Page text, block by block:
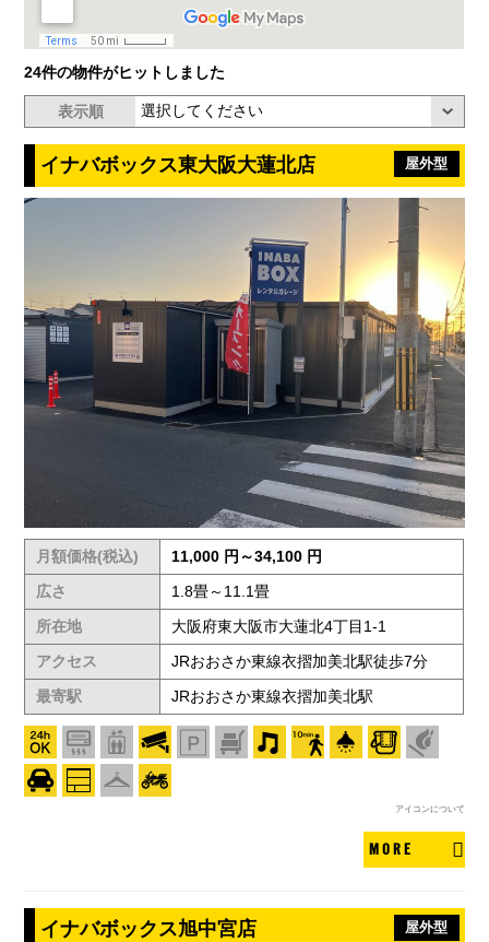
24件の物件がヒットしました
表示順
イナバボックス東大阪大蓮北店 屋外型
月額価格(税込)
11,000 円～34,100 円
広さ
1.8畳～11.1畳
所在地
大阪府東大阪市大蓮北4丁目1-1
アクセス
JRおおさか東線衣摺加美北駅徒歩7分
最寄駅
JRおおさか東線衣摺加美北駅
アイコンについて
MORE
イナバボックス旭中宮店 屋外型